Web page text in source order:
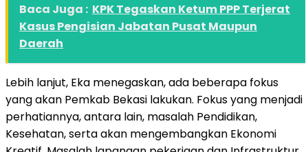
Baca Juga : KPK Tegaskan Ketum PPP Terjerat
Kasus Pengisian Jabatan Pusat Maupun
Daerah
Lebih lanjut, Eka menegaskan, ada beberapa fokus
yang akan Pemkab Bekasi lakukan. Fokus yang menjadi
perhatiannya, antara lain, masalah Pendidikan,
Kesehatan, serta akan mengembangkan Ekonomi